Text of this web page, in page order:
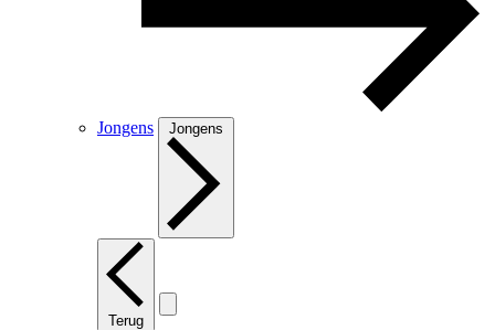
Jongens Jongens
Terug